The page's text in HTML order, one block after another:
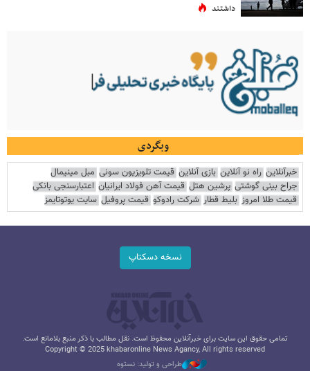
داشتند
وبگردی
خبرآنلاین راه نو آنلاین بازی آنلاین قیمت تلویزیون سونی مبل مینیمال
جراح بینی گوشتی پرشین هتل قیمت آهن فولاد ایرانیان اعتبارسنجی بانکی
قیمت طلا امروز بلیط قطار شرکت رادوکو قیمت پروفیل سایت یوتوتایمز
نسخه دسکتاپ
تمامی حقوق این سایت برای خبرآنلاین محفوظ است. نقل مطالب با ذکر منبع بلامانع است.
Copyright © 2025 khabaronline News Agancy, All rights reserved
طراحی و تولید: نستوه